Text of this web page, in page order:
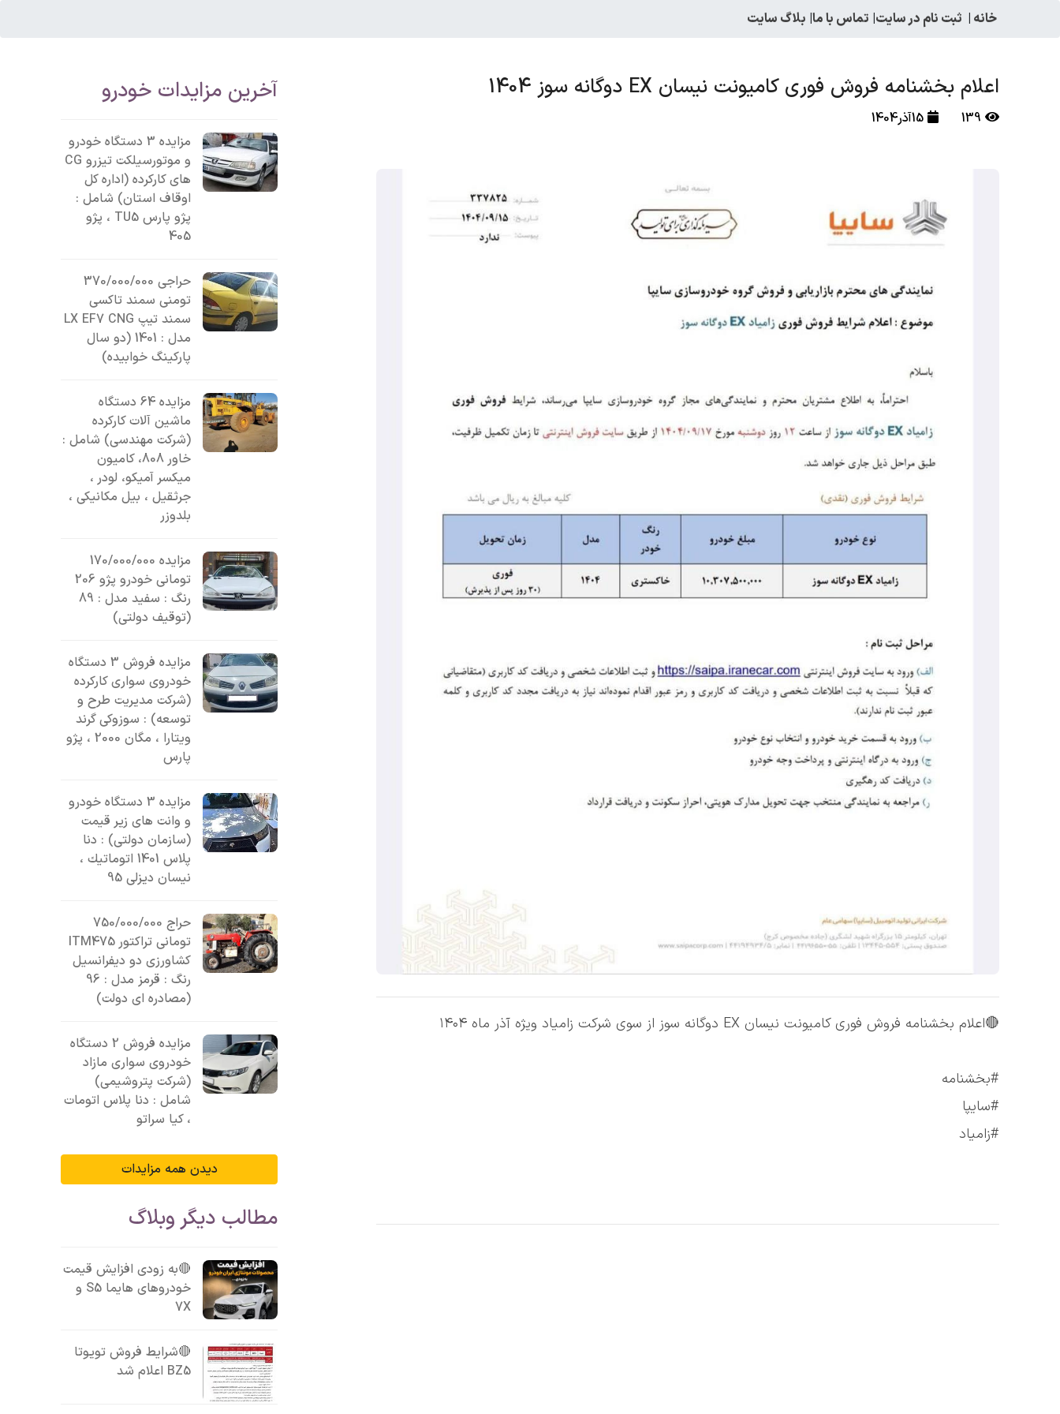
خانه | ثبت نام در سایت| تماس با ما| بلاگ سایت
اعلام بخشنامه فروش فوری کامیونت نیسان EX دوگانه سوز 1404
139 15آذر1404
🔴اعلام بخشنامه فروش فوری کامیونت نیسان EX دوگانه سوز از سوی شرکت زامیاد ویژه آذر ماه ۱۴۰۴
#بخشنامه
#سایپا
#زامیاد
آخرین مزایدات خودرو
مزایده 3 دستگاه خودرو
و موتورسیلکت تیزرو CG
های کارکرده (اداره کل
اوقاف استان) شامل :
پژو پارس TU5 ، پژو
405
حراجی 370/000/000
تومنی سمند تاکسی
سمند تیپ LX EF7 CNG
مدل : 1401 (دو سال
پارکینگ خوابیده)
مزایده 64 دستگاه
ماشین آلات کارکرده
(شرکت مهندسی) شامل :
خاور 808، کامیون
میکسر آمیکو، لودر ،
جرثقیل ، بیل مکانیکی ،
بلدوزر
مزایده 170/000/000
تومانی خودرو پژو 206
رنگ : سفید مدل : 89
(توقیف دولتی)
مزایده فروش 3 دستگاه
خودروی سواری کارکرده
(شرکت مدیریت طرح و
توسعه) : سوزوکی گرند
ویتارا ، مگان 2000 ، پژو
پارس
مزایده 3 دستگاه خودرو
و وانت های زیر قیمت
(سازمان دولتی) : دنا
پلاس 1401 اتوماتيك ،
نیسان دیزلی 95
حراج 750/000/000
تومانی تراکتور ITM475
کشاورزی دو دیفرانسیل
رنگ : قرمز مدل : 96
(مصادره ای دولت)
مزایده فروش 2 دستگاه
خودروی سواری مازاد
(شرکت پتروشیمی)
شامل : دنا پلاس اتومات
، کیا سراتو
دیدن همه مزایدات
مطالب دیگر وبلاگ
🔴به زودی افزایش قیمت
خودروهای هایما S5 و
7X
🔴شرایط فروش تویوتا
BZ5 اعلام شد